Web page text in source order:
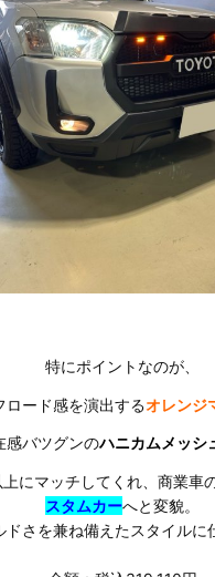
特にポイントなのが、
ロード感を演出するオレンジ
感バツグンのハニカムメッシ
にマッチしてくれ、商業車
スタムカーへと変貌。
ドさを兼ね備えたスタイルに